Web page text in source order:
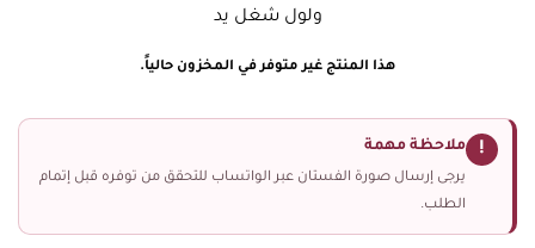
ولول شغل يد
هذا المنتج غير متوفر في المخزون حالياً.
! ملاحظة مهمة
يرجى إرسال صورة الفستان عبر الواتساب للتحقق من توفره قبل إتمام
الطلب.